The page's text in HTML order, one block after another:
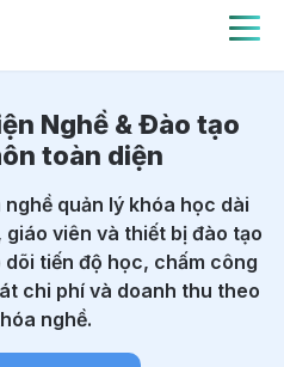
Nghề & Đào tạo
toàn diện
quản lý khóa học dài
viên và thiết bị đào tạo
tiến độ học, chấm công
chi phí và doanh thu theo
nghề.